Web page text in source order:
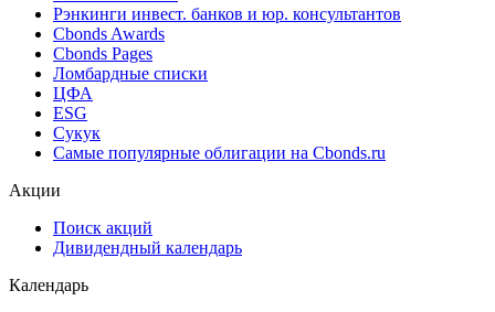
Рэнкинги инвест. банков и юр. консультантов
Cbonds Awards
Cbonds Pages
Ломбардные списки
ЦФА
ESG
Сукук
Самые популярные облигации на Cbonds.ru
Акции
Поиск акций
Дивидендный календарь
Календарь